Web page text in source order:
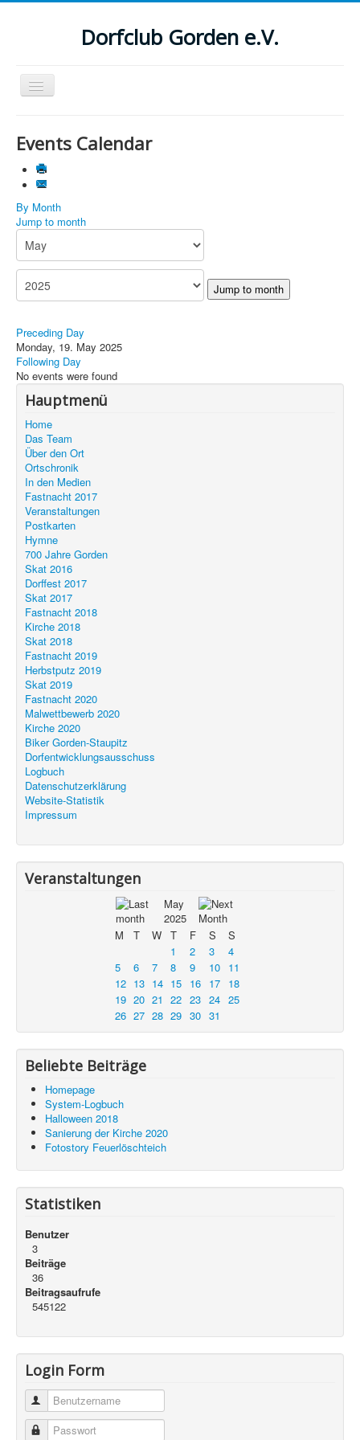
Dorfclub Gorden e.V.
Navigation
an/aus
Suchen
...
Events Calendar
By Month
Jump to month
Jump to month
Preceding Day
Monday, 19. May 2025
Following Day
No events were found
Hauptmenü
Home
Das Team
Über den Ort
Ortschronik
In den Medien
Fastnacht 2017
Veranstaltungen
Postkarten
Hymne
700 Jahre Gorden
Skat 2016
Dorffest 2017
Skat 2017
Fastnacht 2018
Kirche 2018
Skat 2018
Fastnacht 2019
Herbstputz 2019
Skat 2019
Fastnacht 2020
Malwettbewerb 2020
Kirche 2020
Biker Gorden-Staupitz
Dorfentwicklungsausschuss
Logbuch
Datenschutzerklärung
Website-Statistik
Impressum
Veranstaltungen
May
2025
M
T W T F S
S
1
2 3
4
5
6 7 8 9 10
11
12 13 14 15 16 17
18
19 20 21 22 23 24 25
26 27 28 29 30 31
Beliebte Beiträge
Homepage
System-Logbuch
Halloween 2018
Sanierung der Kirche 2020
Fotostory Feuerlöschteich
Statistiken
Benutzer
3
Beiträge
36
Beitragsaufrufe
545122
Login Form
Benutzername
Passwort